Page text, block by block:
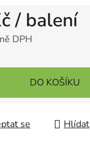
/ balení
DPH
DO KOŠÍKU
se Hlídat